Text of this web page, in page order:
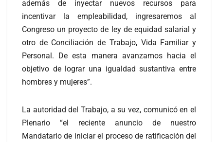
además de inyectar nuevos recursos para
incentivar la empleabilidad, ingresaremos al
Congreso un proyecto de ley de equidad salarial y
otro de Conciliación de Trabajo, Vida Familiar y
Personal. De esta manera avanzamos hacia el
objetivo de lograr una igualdad sustantiva entre
hombres y mujeres”.
La autoridad del Trabajo, a su vez, comunicó en el
Plenario “el reciente anuncio de nuestro
Mandatario de iniciar el proceso de ratificación del